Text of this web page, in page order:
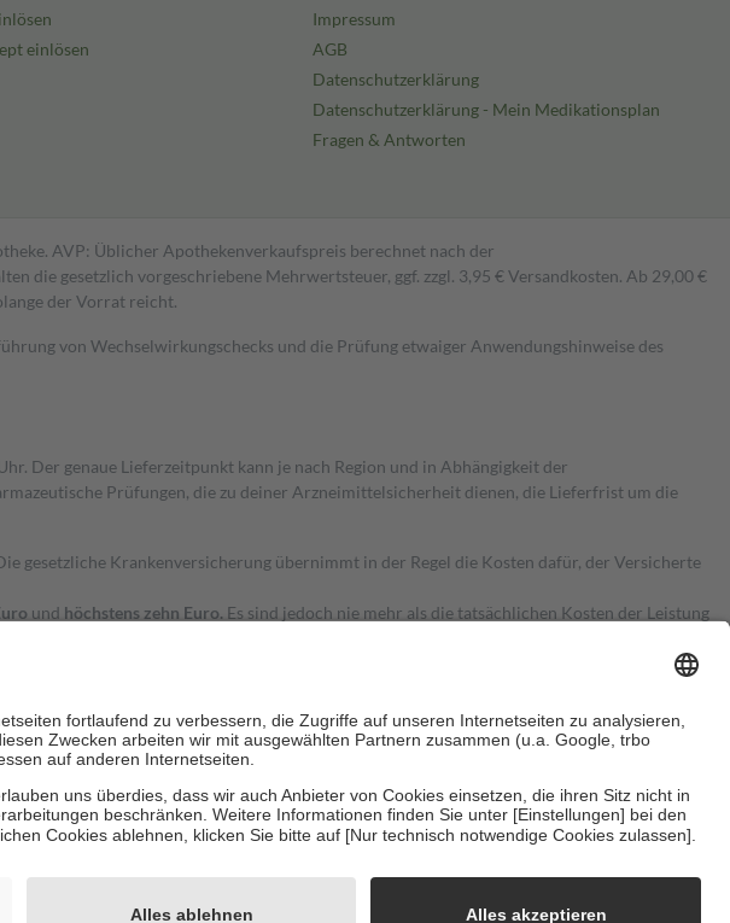
einlösen
Impressum
AGB
Datenschutzerklärung
Datenschutzerklärung - Mein Medikationsplan
Fragen & Antworten
AVP: Üblicher Apothekenverkaufspreis berechnet nach der
die gesetzlich vorgeschriebene Mehrwertsteuer, ggf. zzgl. 3,95 € Versandkosten. Ab 29,00 €
der Vorrat reicht.
von Wechselwirkungschecks und die Prüfung etwaiger Anwendungshinweise des
Der genaue Lieferzeitpunkt kann je nach Region und in Abhängigkeit der
Prüfungen, die zu deiner Arzneimittelsicherheit dienen, die Lieferfrist um die
gesetzliche Krankenversicherung übernimmt in der Regel die Kosten dafür, der Versicherte
und höchstens zehn Euro. Es sind jedoch nie mehr als die tatsächlichen Kosten der Leistung
unterstützen, fallenkeine Zuzahlungen an bei: